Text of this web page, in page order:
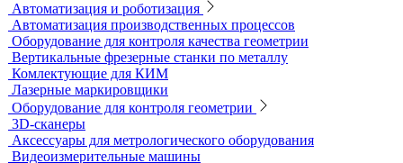
Контроль в строительстве
Виброизмерительные приборы
Диагностика свай
Измерители теплопроводности
Контроль арматуры
Контроль дорог и грунтов
Контроль прочности бетона
Приборы теплового контроля
Прочность сцепления, адгезия
Системы обследования объектов